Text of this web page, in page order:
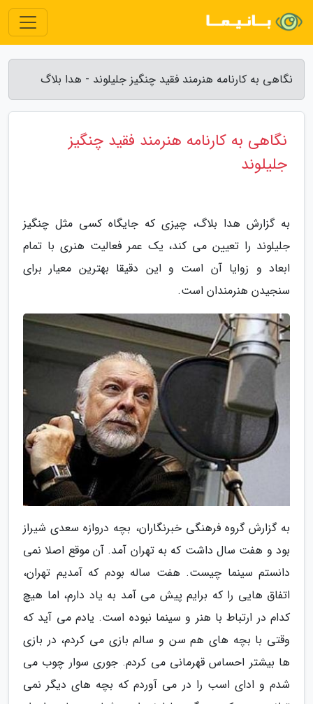
نگاهی به کارنامه هنرمند فقید چنگیز جلیلوند - هدا بلاگ
نگاهی به کارنامه هنرمند فقید چنگیز
جلیلوند
به گزارش هدا بلاگ، چیزی که جایگاه کسی مثل چنگیز
جلیلوند را تعیین می کند، یک عمر فعالیت هنری با تمام
ابعاد و زوایا آن است و این دقیقا بهترین معیار برای
سنجیدن هنرمندان است.
به گزارش گروه فرهنگی خبرنگاران، بچه دروازه سعدی شیراز
بود و هفت سال داشت که به تهران آمد. آن موقع اصلا نمی
دانستم سینما چیست. هفت ساله بودم که آمدیم تهران،
اتفاق هایی را که برایم پیش می آمد به یاد دارم، اما هیچ
کدام در ارتباط با هنر و سینما نبوده است. یادم می آید که
وقتی با بچه های هم سن و سالم بازی می کردم، در بازی
ها بیشتر احساس قهرمانی می کردم. جوری سوار چوب می
شدم و ادای اسب را در می آوردم که بچه های دیگر نمی